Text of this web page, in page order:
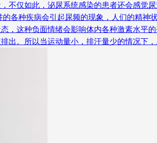
不仅如此，泌尿系统感染的患者还会感觉
各种疾病会引起尿频的现象，人们的精
，这种负面情绪会影响体内各种激素水平
出。所以当运动量小，排汗量少的情况下